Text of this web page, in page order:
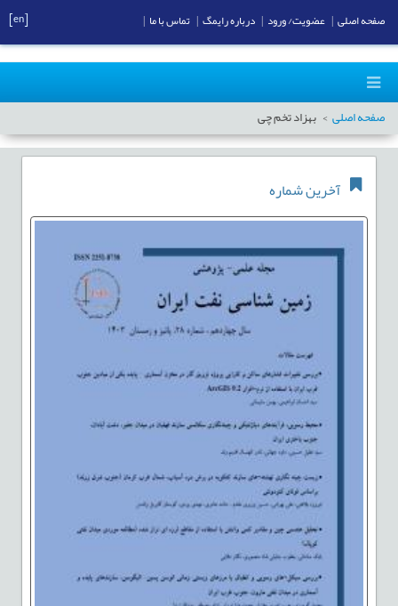
صفحه اصلی بهزاد تخم چی
آخرین شماره
صفحه اصلی عضویت/ ورود درباره رایمگ تماس با ما